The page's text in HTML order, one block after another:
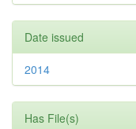
Date issued
2014
Has File(s)